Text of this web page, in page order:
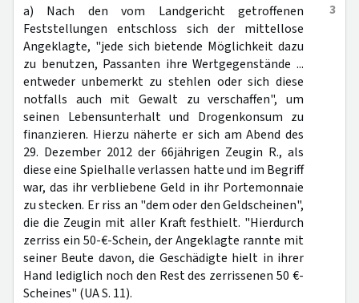
3
a) Nach den vom Landgericht getroffenen
Feststellungen entschloss sich der mittellose
Angeklagte, "jede sich bietende Möglichkeit dazu
zu benutzen, Passanten ihre Wertgegenstände ...
entweder unbemerkt zu stehlen oder sich diese
notfalls auch mit Gewalt zu verschaffen", um
seinen Lebensunterhalt und Drogenkonsum zu
finanzieren. Hierzu näherte er sich am Abend des
29. Dezember 2012 der 66jährigen Zeugin R., als
diese eine Spielhalle verlassen hatte und im Begriff
war, das ihr verbliebene Geld in ihr Portemonnaie
zu stecken. Er riss an "dem oder den Geldscheinen",
die die Zeugin mit aller Kraft festhielt. "Hierdurch
zerriss ein 50-€-Schein, der Angeklagte rannte mit
seiner Beute davon, die Geschädigte hielt in ihrer
Hand lediglich noch den Rest des zerrissenen 50 €-
Scheines" (UA S. 11).